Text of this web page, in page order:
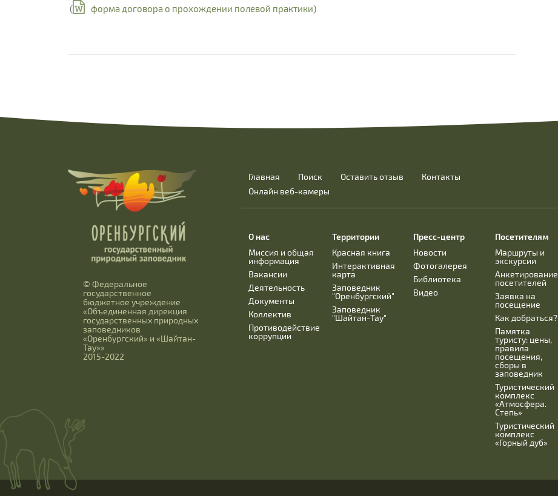
(
форма договора о прохождении полевой практики)
© Федеральное
государственное
бюджетное учреждение
«Объединенная дирекция
государственных природных
заповедников
«Оренбургский» и «Шайтан-
Тау»»
2015-2022
Главная Поиск Оставить отзыв
Контакты
Онлайн веб-камеры
О нас
Миссия и общая
информация
Вакансии
Деятельность
Документы
Коллектив
Противодействие
коррупции
Территории
Красная книга
Интерактивная
карта
Заповедник
"Оренбургский"
Заповедник
"Шайтан-Тау"
Пресс-центр
Новости
Фотогалерея
Библиотека
Видео
Посетителям
Маршруты и
экскурсии
Анкетирование
посетителей
Заявка на
посещение
Как добраться?
Памятка
туристу: цены,
правила
посещения,
сборы в
заповедник
Туристический
комплекс
«Атмосфера.
Степь»
Туристический
комплекс
«Горный дуб»